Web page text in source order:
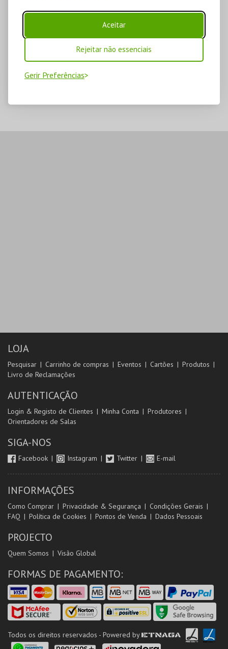
Aceitar
Rejeitar não essenciais
Gerir Preferências
LOJA
Pesquisar Carrinho de compras Eventos Cartões
Produtos
Livro de Reclamações
AUTENTICAÇÃO
Login & Registo de Clientes Minha Conta
Produtores
Orientadores de Salas
SIGA-NOS
Facebook Instagram Twitter E-mail
INFORMAÇÕES
Como Comprar Privacidade & Segurança
Condições Gerais
FAQ
Política de Cookies Pontos de Venda Dados Pessoais
PROJECTO
Quem Somos Visão Global
FORMAS DE PAGAMENTO:
Todos os direitos reservados - Powered by ETNAGA